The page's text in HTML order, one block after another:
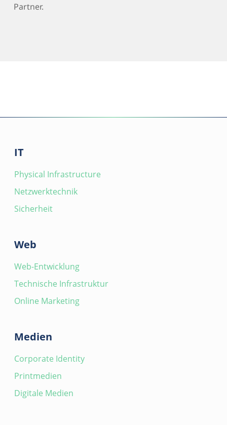
Partner.
IT
Physical Infrastructure
Netzwerktechnik
Sicherheit
Web
Web-Entwicklung
Technische Infrastruktur
Online Marketing
Medien
Corporate Identity
Printmedien
Digitale Medien